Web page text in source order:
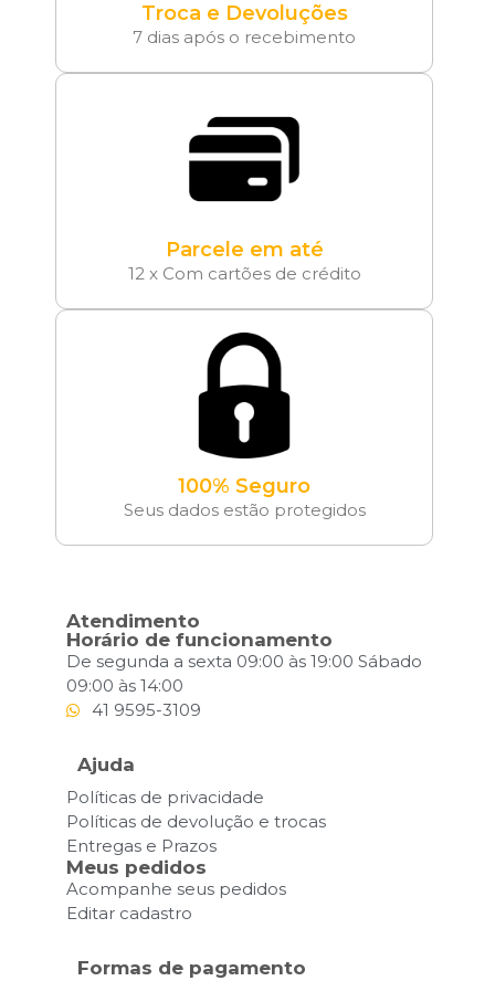
Troca e Devoluções
7 dias após o recebimento
Parcele em até
12 x Com cartões de crédito
100% Seguro
Seus dados estão protegidos
Atendimento
Horário de funcionamento
De segunda a sexta 09:00 às 19:00 Sábado
09:00 às 14:00
41 9595-3109
Ajuda
Políticas de privacidade
Políticas de devolução e trocas
Entregas e Prazos
Meus pedidos
Acompanhe seus pedidos
Editar cadastro
Formas de pagamento